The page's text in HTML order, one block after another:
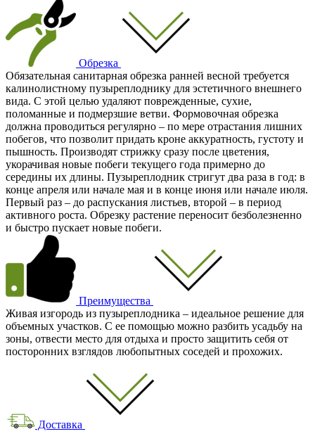
Обрезка
Обязательная санитарная обрезка ранней весной требуется
калинолистному пузыреплоднику для эстетичного внешнего
вида. С этой целью удаляют поврежденные, сухие,
поломанные и подмерзшие ветви. Формовочная обрезка
должна проводиться регулярно – по мере отрастания лишних
побегов, что позволит придать кроне аккуратность, густоту и
пышность. Производят стрижку сразу после цветения,
укорачивая новые побеги текущего года примерно до
середины их длины. Пузыреплодник стригут два раза в год: в
конце апреля или начале мая и в конце июня или начале июля.
Первый раз – до распускания листьев, второй – в период
активного роста. Обрезку растение переносит безболезненно
и быстро пускает новые побеги.
Преимущества
Живая изгородь из пузыреплодника – идеальное решение для
объемных участков. С ее помощью можно разбить усадьбу на
зоны, отвести место для отдыха и просто защитить себя от
посторонних взглядов любопытных соседей и прохожих.
Доставка